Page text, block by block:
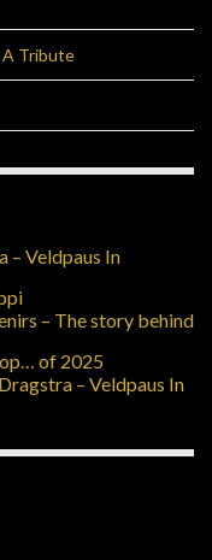
A Tribute
– Veldpaus In
– The story behind
of 2025
– Veldpaus In